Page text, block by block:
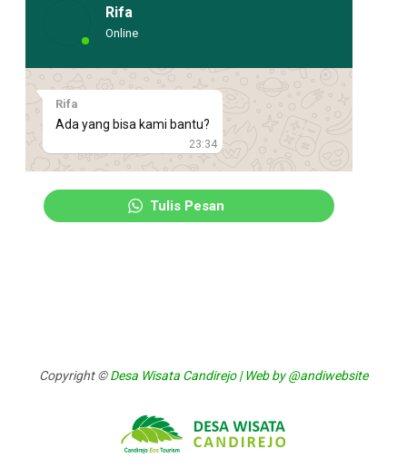
Rifa
Online
Rifa
Ada yang bisa kami bantu?
23:34
Tulis Pesan
Copyright ©Desa Wisata Candirejo | Web by @andiwebsite